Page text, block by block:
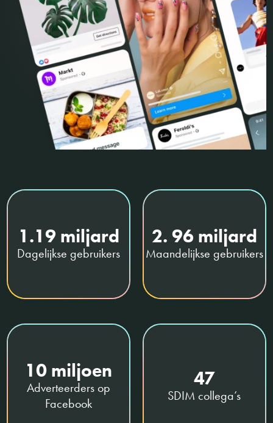
1.19 miljard
Dagelijkse gebruikers
2. 96 miljard
Maandelijkse gebruikers
10 miljoen
Adverteerders op
Facebook
47
SDIM collega’s